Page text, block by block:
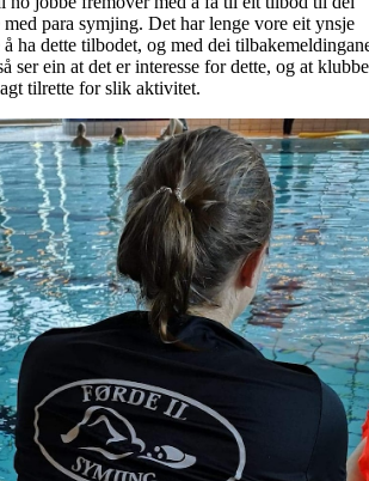
para symjing. Det har lenge vore eit ynsje
ha dette tilbodet, og med dei
ser ein at det er interesse for dette, og at
tilrette for slik aktivitet.